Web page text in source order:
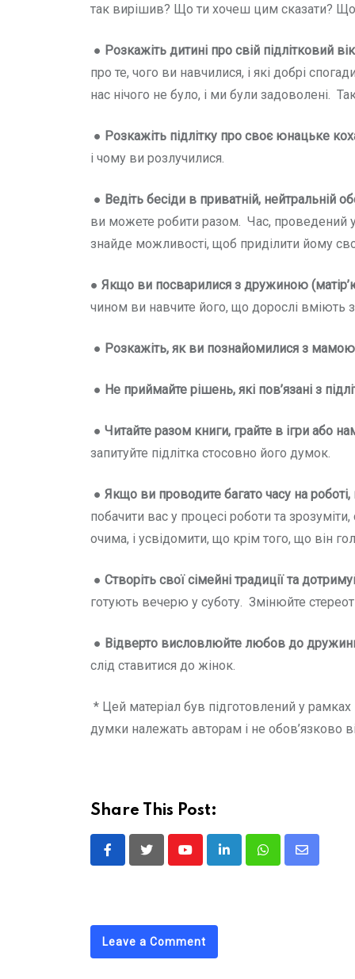
так вирішив? Що ти хочеш цим сказати?
● Розкажіть дитині про свій підлітковий
про те, чого ви навчилися, і які добрі
нас нічого не було, і ми були задоволені.
● Розкажіть підлітку про своє юнацьке
і чому ви розлучилися.
● Ведіть бесіди в приватній, нейтральній
ви можете робити разом. Час, проведений
знайде можливості, щоб приділити йому
● Якщо ви посварилися з дружиною
чином ви навчите його, що дорослі вміють
● Розкажіть, як ви познайомилися з
● Не приймайте рішень, які пов’язані з
● Читайте разом книги, грайте в ігри або
запитуйте підлітка стосовно його думок.
● Якщо ви проводите багато часу на роботі,
побачити вас у процесі роботи та
очима, і усвідомити, що крім того, що він
● Створіть свої сімейні традиції та
готують вечерю у суботу. Змінюйте
● Відверто висловлюйте любов до
слід ставитися до жінок.
* Цей матеріал був підготовлений у
думки належать авторам і не
Share This Post:
YoutubeLinkedInWhatsappShare
Leave a Comment